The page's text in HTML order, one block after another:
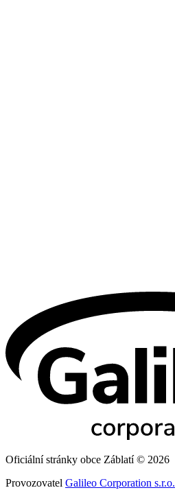
Oficiální stránky obce Záblatí © 2026
Provozovatel Galileo Corporation s.r.o.